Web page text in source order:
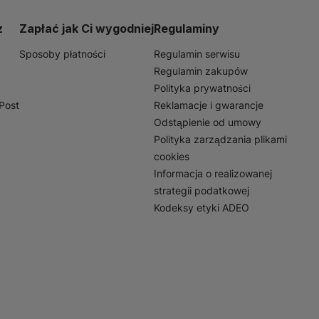
różnych
oraz innych
ani innych
wewnątrz, czy na
na lata.
Zapłać jak Ci wygodniej
Sposoby płatności
Regulaminy
Regulamin serwisu
Regulamin zakupów
Polityka prywatności
Reklamacje i gwarancje
Odstąpienie od umowy
Polityka zarządzania plikami
cookies
Informacja o realizowanej
strategii podatkowej
Kodeksy etyki ADEO